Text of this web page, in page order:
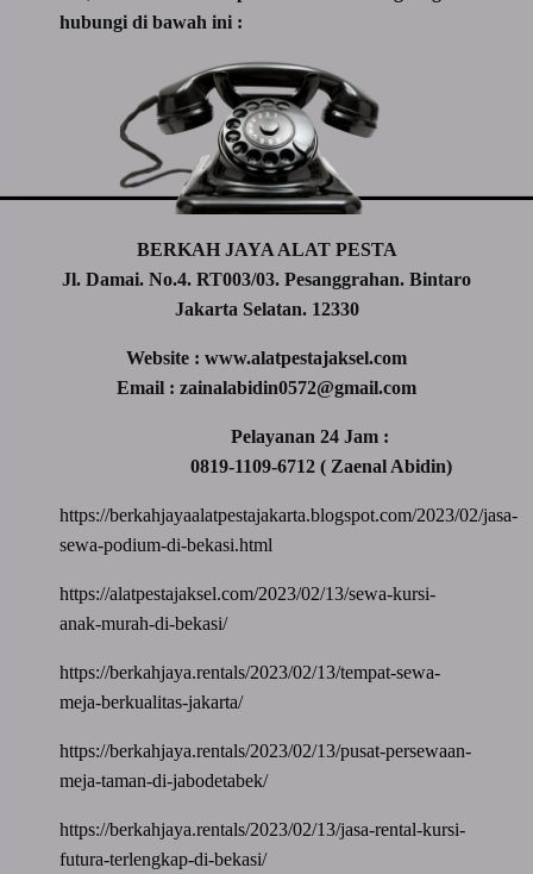
hubungi di bawah ini :
BERKAH JAYA ALAT PESTA
Jl. Damai. No.4. RT003/03. Pesanggrahan. Bintaro
Jakarta Selatan. 12330
Website : www.alatpestajaksel.com
Email : zainalabidin0572@gmail.com
Pelayanan 24 Jam :
0819-1109-6712 ( Zaenal Abidin)
https://berkahjayaalatpestajakarta.blogspot.com/2023/02/jasa-
sewa-podium-di-bekasi.html
https://alatpestajaksel.com/2023/02/13/sewa-kursi-
anak-murah-di-bekasi/
https://berkahjaya.rentals/2023/02/13/tempat-sewa-
meja-berkualitas-jakarta/
https://berkahjaya.rentals/2023/02/13/pusat-persewaan-
meja-taman-di-jabodetabek/
https://berkahjaya.rentals/2023/02/13/jasa-rental-kursi-
futura-terlengkap-di-bekasi/